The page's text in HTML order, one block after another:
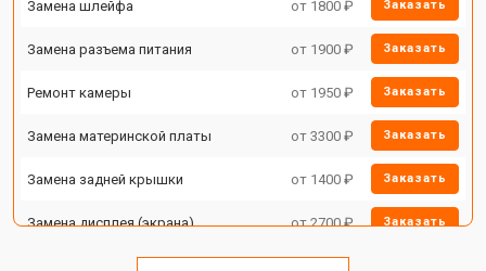
Замена шлейфа от 1800 ₽ Заказать
Замена разъема питания от 1900 ₽ Заказать
Ремонт камеры от 1950 ₽ Заказать
Замена материнской платы от 3300 ₽ Заказать
Замена задней крышки от 1400 ₽ Заказать
Замена дисплея (экрана) от 2700 ₽ Заказать